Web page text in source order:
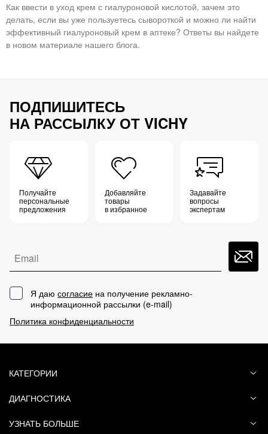
Как ввести в уход крем с гиалуроновой кислотой, зачем это
делать, если вы уже пользуетесь сывороткой и можно ли найти
эффективный гиалуроновый крем в аптеке? Ответы вы найдете
в новом материале нашего блога.
ПОДПИШИТЕСЬ
НА РАССЫЛКУ ОТ VICHY
Получайте
персональные
предложения
Добавляйте
товары
в избранное
Задавайте
вопросы
экспертам
Email
Я даю согласие на получение рекламно-
информационной рассылки (e-mail)
Политика конфиденциальности
КАТЕГОРИИ
ДИАГНОСТИКА
УЗНАТЬ БОЛЬШЕ